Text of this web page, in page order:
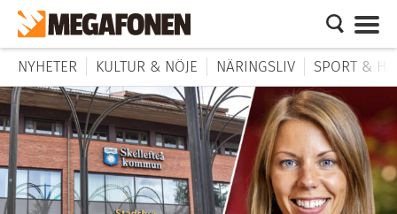
NYHETER KULTUR & NÖJE NÄRINGSLIV SPORT &